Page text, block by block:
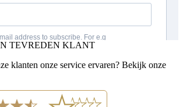
TEVREDEN KLANT
klanten onze service ervaren? Bekijk onze